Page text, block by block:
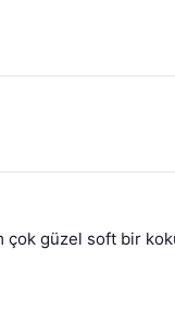
çok güzel soft bir